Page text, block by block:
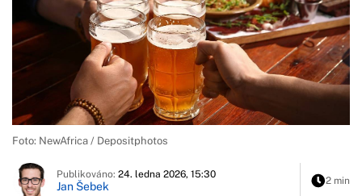
Foto: NewAfrica / Depositphotos
Publikováno: 24. ledna 2026, 15:30
Jan Šebek 2 min